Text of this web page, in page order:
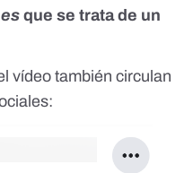
que se trata de un
vídeo también circulan